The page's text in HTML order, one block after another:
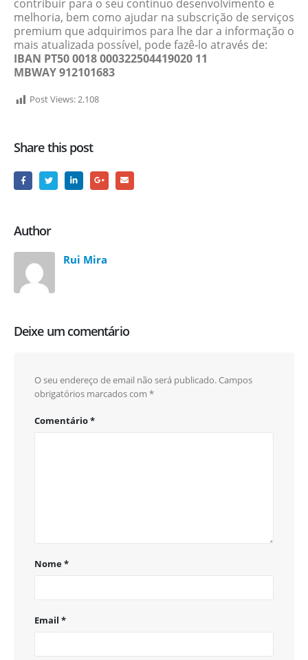
contribuir para o seu continuo desenvolvimento e
melhoria, bem como ajudar na subscrição de serviços
premium que adquirimos para lhe dar a informação o
mais atualizada possível, pode fazê-lo através de:
IBAN PT50 0018 000322504419020 11
MBWAY 912101683
Post Views:2.108
Share this post
Author
Rui Mira
Deixe um comentário
O seu endereço de email não será publicado.Campos
obrigatórios marcados com *
Comentário*
Nome*
Email *